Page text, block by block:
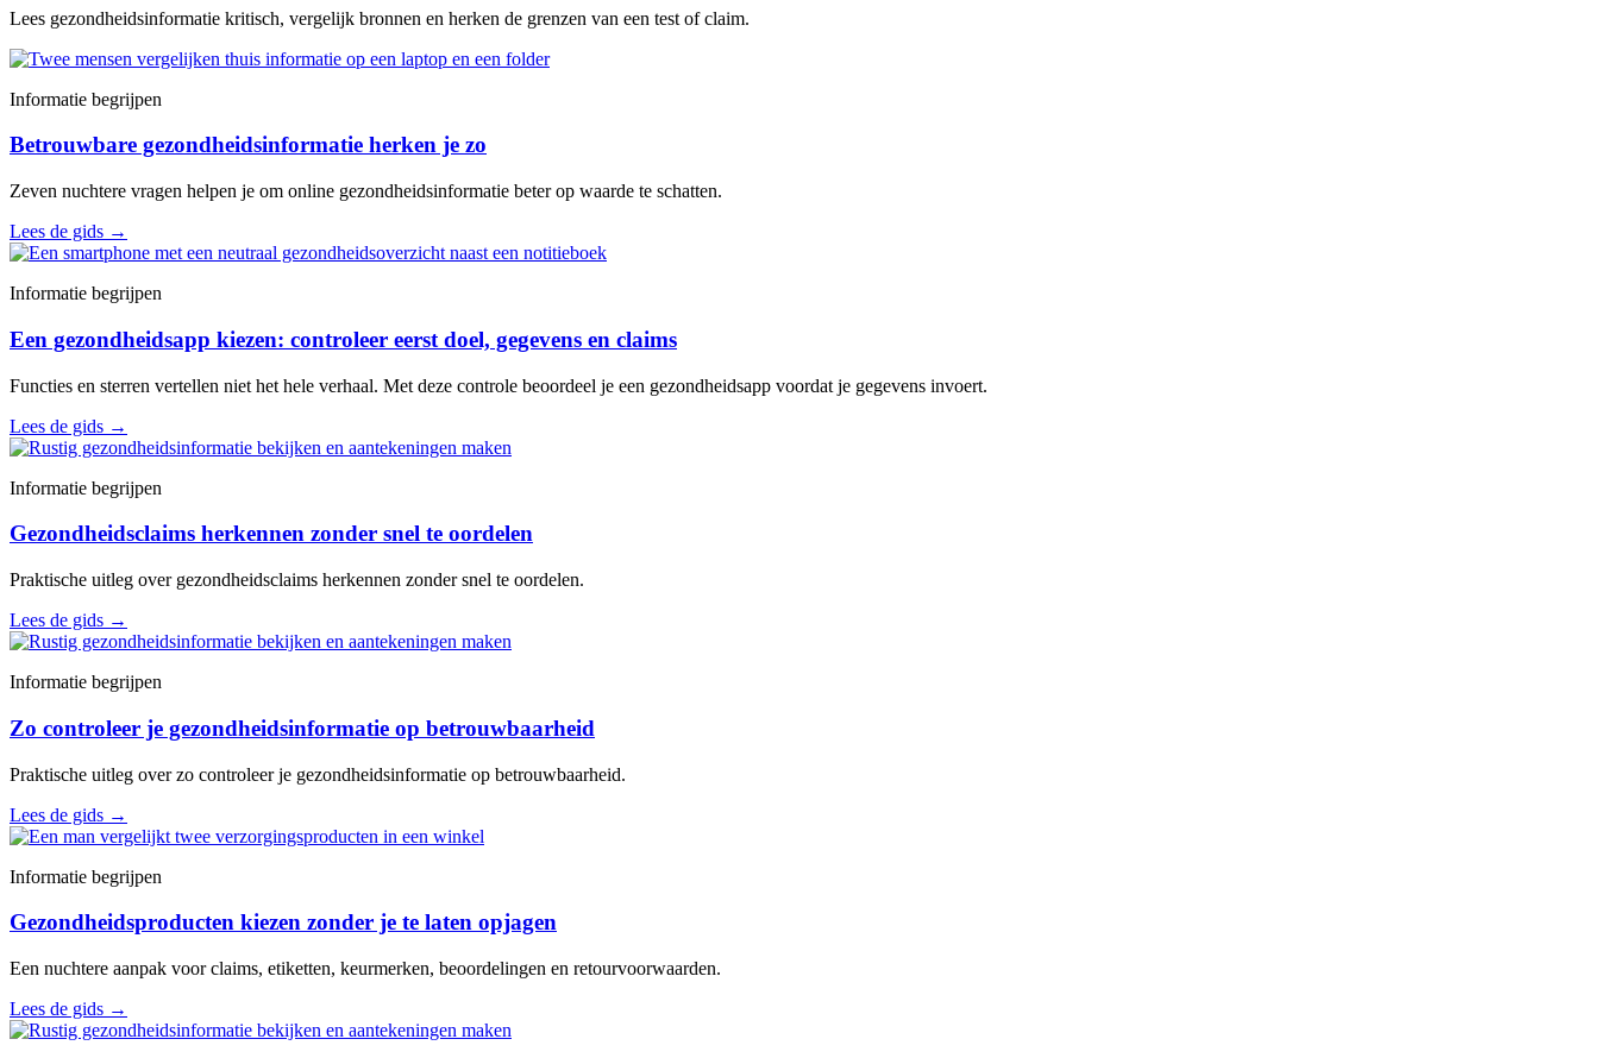
Lees gezondheidsinformatie kritisch, vergelijk bronnen en herken de grenzen van een test of claim.
Informatie begrijpen
Betrouwbare gezondheidsinformatie herken je zo
Zeven nuchtere vragen helpen je om online gezondheidsinformatie beter op waarde te schatten.
Lees de gids →
Informatie begrijpen
Een gezondheidsapp kiezen: controleer eerst doel, gegevens en claims
Functies en sterren vertellen niet het hele verhaal. Met deze controle beoordeel je een gezondheidsapp voordat je gegevens invoert.
Lees de gids →
Informatie begrijpen
Gezondheidsclaims herkennen zonder snel te oordelen
Praktische uitleg over gezondheidsclaims herkennen zonder snel te oordelen.
Lees de gids →
Informatie begrijpen
Zo controleer je gezondheidsinformatie op betrouwbaarheid
Praktische uitleg over zo controleer je gezondheidsinformatie op betrouwbaarheid.
Lees de gids →
Informatie begrijpen
Gezondheidsproducten kiezen zonder je te laten opjagen
Een nuchtere aanpak voor claims, etiketten, keurmerken, beoordelingen en retourvoorwaarden.
Lees de gids →